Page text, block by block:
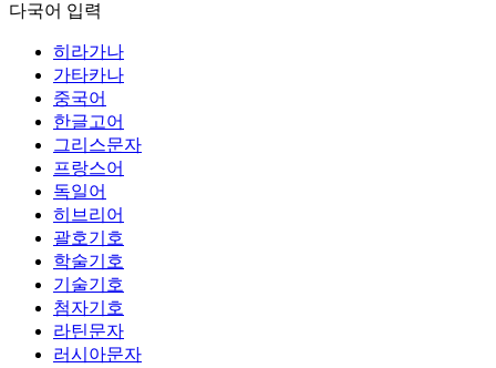
다국어 입력
히라가나
가타카나
중국어
한글고어
그리스문자
프랑스어
독일어
히브리어
괄호기호
학술기호
기술기호
첨자기호
라틴문자
러시아문자